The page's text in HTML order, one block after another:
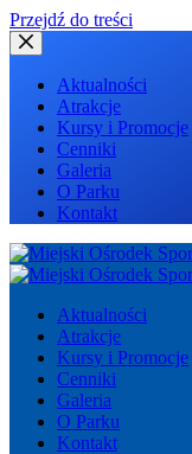
Przejdź do treści
Aktualności
Atrakcje
Kursy i Promocje
Cenniki
Galeria
O Parku
Kontakt
Aktualności
Atrakcje
Kursy i Promocje
Cenniki
Galeria
O Parku
Kontakt